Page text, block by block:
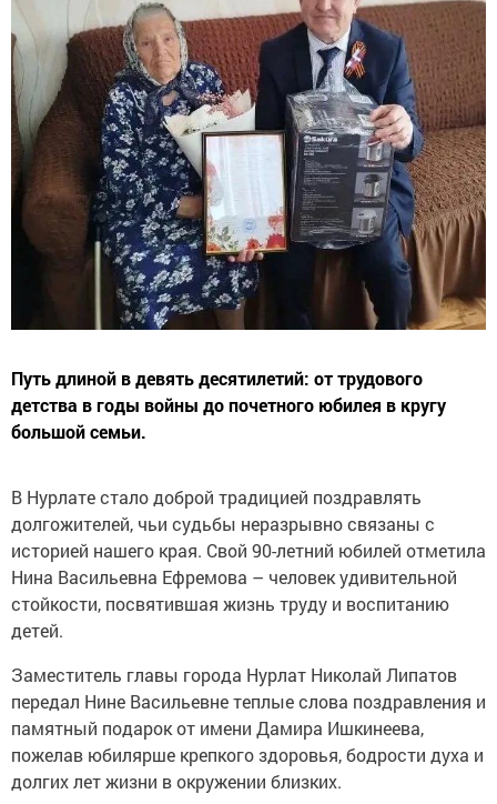
Путь длиной в девять десятилетий: от трудового
детства в годы войны до почетного юбилея в кругу
большой семьи.
В Нурлате стало доброй традицией поздравлять
долгожителей, чьи судьбы неразрывно связаны с
историей нашего края. Свой 90-летний юбилей отметила
Нина Васильевна Ефремова – человек удивительной
стойкости, посвятившая жизнь труду и воспитанию
детей.
Заместитель главы города Нурлат Николай Липатов
передал Нине Васильевне теплые слова поздравления и
памятный подарок от имени Дамира Ишкинеева,
пожелав юбилярше крепкого здоровья, бодрости духа и
долгих лет жизни в окружении близких.